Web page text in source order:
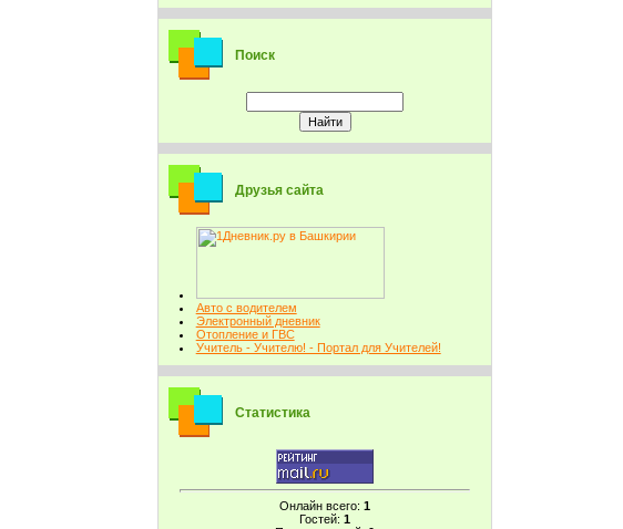
Поиск
Друзья сайта
Авто с водителем
Электронный дневник
Отопление и ГВС
Учитель - Учителю! - Портал для Учителей!
Статистика
Онлайн всего: 1
Гостей: 1